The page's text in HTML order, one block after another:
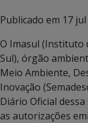
Publicado em 17
O Imasul (Instituto
Sul), órgão
Meio Ambiente,
Inovação
Diário Oficial
as autorizações